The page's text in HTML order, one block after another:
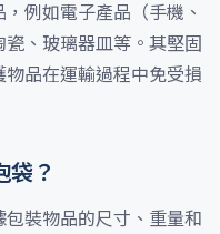
例如電子產品（手機、
、玻璃器皿等。其堅固
品在運輸過程中免受損
袋？
裝物品的尺寸、重量和